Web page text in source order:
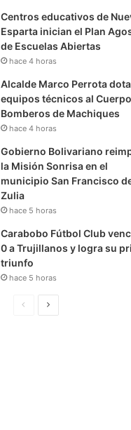
Centros educativos de
Esparta inician el Plan
de Escuelas Abiertas
hace 4 horas
Alcalde Marco Perrota
equipos técnicos al
Bomberos de Machiques
hace 4 horas
Gobierno Bolivariano
la Misión Sonrisa en el
municipio San Francisco
Zulia
hace 5 horas
Carabobo Fútbol Club
0 a Trujillanos y logra su
triunfo
hace 5 horas
S